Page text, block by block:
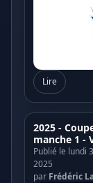
Lire
2025 -
manche 1 -
Publié le lundi
2025
par Frédéric